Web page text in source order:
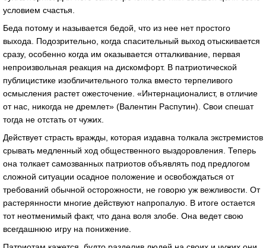
условием счастья.
Беда потому и называется бедой, что из нее нет простого
выхода. Подозрительно, когда спасительный выход отыскивается
сразу, особенно когда им оказывается отталкивание, первая
непроизвольная реакция на дискомфорт. В патриотической
публицистике изобличительного толка вместо терпеливого
осмысления растет ожесточение. «Интернационалист, в отличие
от нас, никогда не дремлет» (Валентин Распутин). Свои спешат
тогда не отстать от чужих.
Действует страсть вражды, которая издавна толкала экстремистов
срывать медленный ход общественного выздоровления. Теперь
она толкает самозванных патриотов объявлять под предлогом
сложной ситуации осадное положение и освобождаться от
требований обычной осторожности, не говорю уж вежливости. От
растерянности многие действуют напропалую. В итоге остается
тот неотменимый факт, что дана воля злобе. Она ведет свою
всегдашнюю игру на понижение.